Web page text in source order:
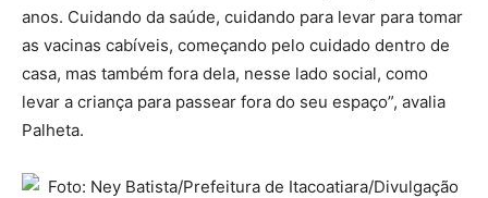
anos. Cuidando da saúde, cuidando para levar para tomar
as vacinas cabíveis, começando pelo cuidado dentro de
casa, mas também fora dela, nesse lado social, como
levar a criança para passear fora do seu espaço”, avalia
Palheta.